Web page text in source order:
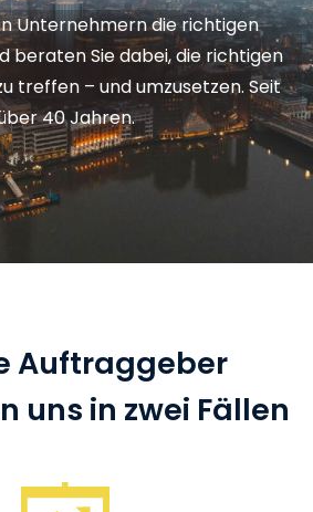
Unternehmern die richtigen
beraten Sie dabei, die richtigen
treffen – und umzusetzen. Seit
40 Jahren.
Auftraggeber
uns in zwei Fällen